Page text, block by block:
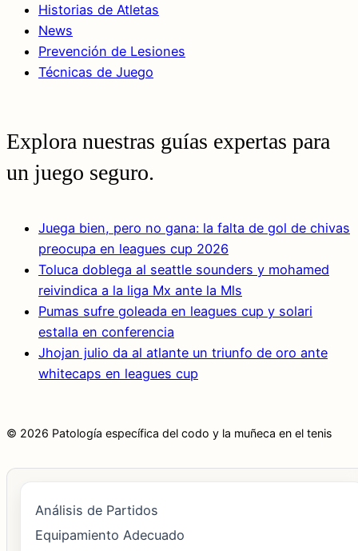
Historias de Atletas
News
Prevención de Lesiones
Técnicas de Juego
Explora nuestras guías expertas para
un juego seguro.
Juega bien, pero no gana: la falta de gol de chivas
preocupa en leagues cup 2026
Toluca doblega al seattle sounders y mohamed
reivindica a la liga Mx ante la Mls
Pumas sufre goleada en leagues cup y solari
estalla en conferencia
Jhojan julio da al atlante un triunfo de oro ante
whitecaps en leagues cup
© 2026 Patología específica del codo y la muñeca en el tenis
Análisis de Partidos
Equipamiento Adecuado